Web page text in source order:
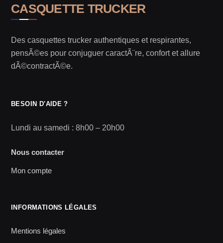
CASQUETTE TRUCKER
Des casquettes trucker authentiques et respirantes,
pensÃ©es pour conjuguer caractÃ¨re, confort et allure
dÃ©contractÃ©e.
BESOIN D'AIDE ?
Lundi au samedi : 8h00 – 20h00
Nous contacter
Mon compte
INFORMATIONS LÉGALES
Mentions légales